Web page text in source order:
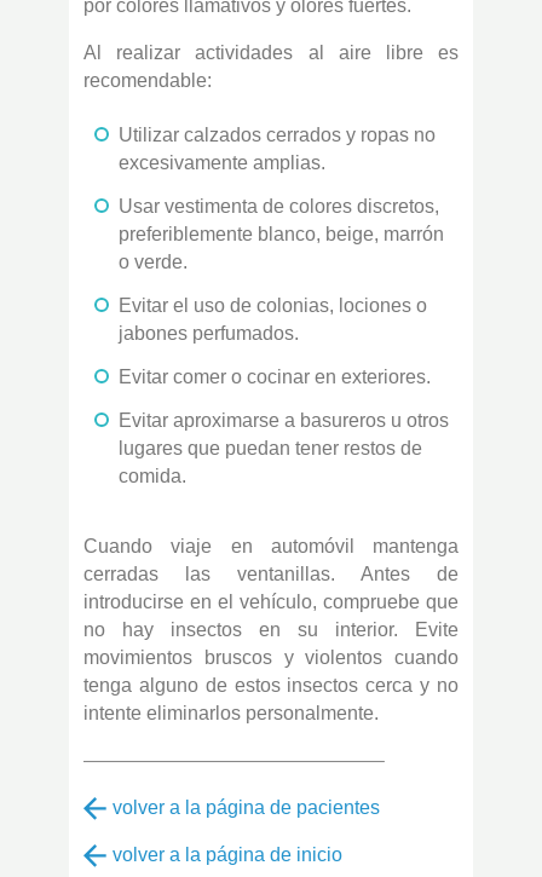
por colores llamativos y olores fuertes.
Al realizar actividades al aire libre es
recomendable:
Utilizar calzados cerrados y ropas no
excesivamente amplias.
Usar vestimenta de colores discretos,
preferiblemente blanco, beige, marrón
o verde.
Evitar el uso de colonias, lociones o
jabones perfumados.
Evitar comer o cocinar en exteriores.
Evitar aproximarse a basureros u otros
lugares que puedan tener restos de
comida.
Cuando viaje en automóvil mantenga
cerradas las ventanillas. Antes de
introducirse en el vehículo, compruebe que
no hay insectos en su interior. Evite
movimientos bruscos y violentos cuando
tenga alguno de estos insectos cerca y no
intente eliminarlos personalmente.
———————————————–
volver a la página de pacientes
volver a la página de inicio